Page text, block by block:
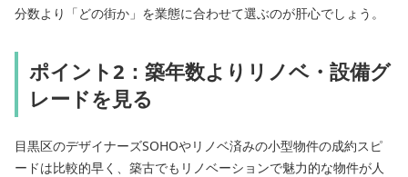
分数より「どの街か」を業態に合わせて選ぶのが肝心でしょう。
ポイント2：築年数よりリノベ・設備グ
レードを見る
目黒区のデザイナーズSOHOやリノベ済みの小型物件の成約スピ
ードは比較的早く、築古でもリノベーションで魅力的な物件が人